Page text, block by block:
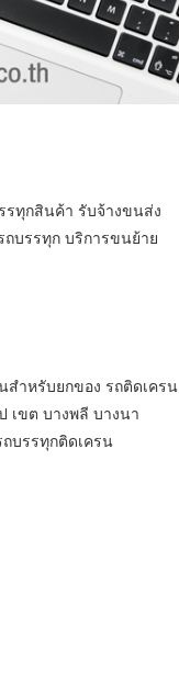
รทุกสินค้า รับจ้างขนส่ง
ถบรรทุก บริการขนย้าย
สำหรับยกของ รถติดเครน
เขต บางพลี บางนา
บรรทุกติดเครน